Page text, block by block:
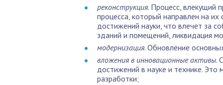
реконструкция. Процесс, влекущий
процесса, который направлен на
достижений науки, что влечет за
зданий и помещений, ликвидация
модернизация. Обновление
вложения в инновационные активы.
достижений в науке и технике. Это
разработки;